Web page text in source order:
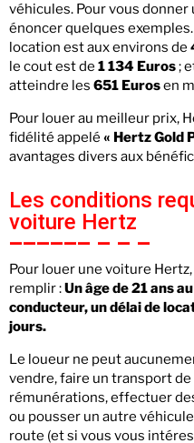
véhicules. Pour vous
énoncer quelques
location est aux environs de
le cout est de 1 134 Euros;
atteindre les 651 Eurosen
Pour louer au meilleur prix,
fidélité appelé « Hertz Gold
avantages divers aux
Les conditions
voiture Hertz
Pour louer une voiture
remplir :Un âge de 21 ans
conducteur, un délai de
jours.
Le loueur ne peut
vendre, faire un transport
rémunérations, effectuer
ou pousser un autre
route (et si vous vous